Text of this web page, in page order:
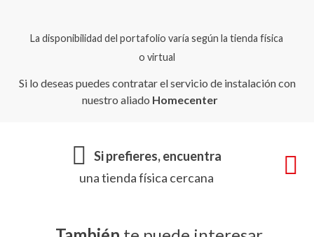
La disponibilidad del portafolio varía según la tienda física
o virtual
Si lo deseas puedes contratar el servicio de instalación con
nuestro aliado Homecenter
Si prefieres, encuentra
una tienda física cercana